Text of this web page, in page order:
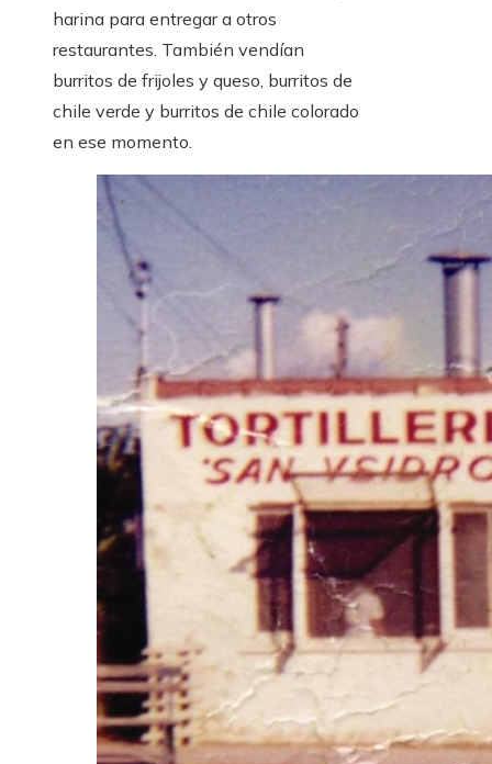
harina para entregar a otros
restaurantes. También vendían
burritos de frijoles y queso, burritos de
chile verde y burritos de chile colorado
en ese momento.